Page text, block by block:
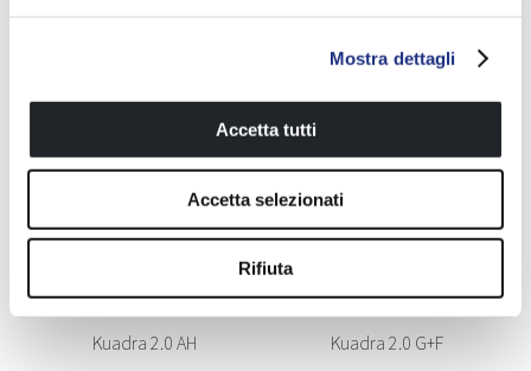
Mostra dettagli
Accetta tutti
Accetta selezionati
Rifiuta
Kuadra 2.0 AH Kuadra 2.0 G+F